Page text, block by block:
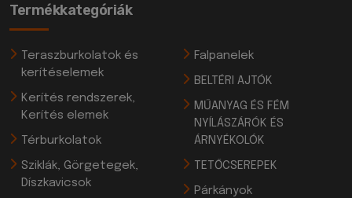
Termékkategóriák
Teraszburkolatok és
kerítéselemek
Kerítés rendszerek,
Kerítés elemek
Térburkolatok
Sziklák, Görgetegek,
Díszkavicsok
Falpanelek
BELTÉRI AJTÓK
MŰANYAG ÉS FÉM
NYÍLÁSZÁRÓK ÉS
ÁRNYÉKOLÓK
TETŐCSEREPEK
Párkányok